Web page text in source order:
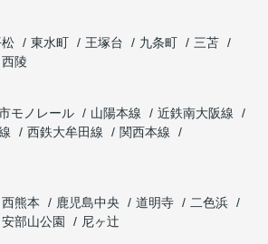
東水町 王塚台 九条町
三苫
西陵
モノレール 山陽本線
近鉄南大阪線
西鉄大牟田線
関西本線
西熊本 鹿児島中央 道明寺
二色浜
安部山公園 尼ヶ辻